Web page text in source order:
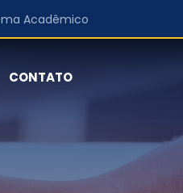
Acadêmico
CONTATO